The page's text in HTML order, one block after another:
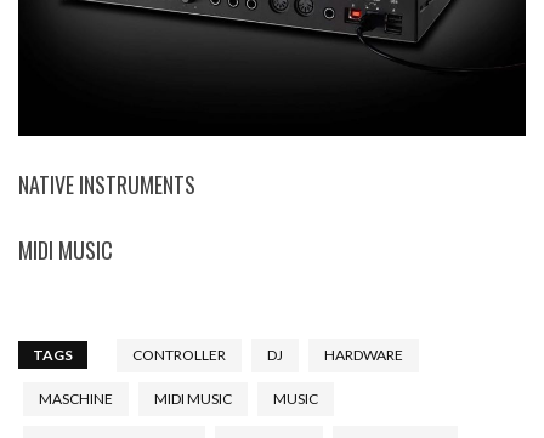
NATIVE INSTRUMENTS
MIDI MUSIC
TAGS CONTROLLER DJ HARDWARE
MASCHINE MIDI MUSIC MUSIC